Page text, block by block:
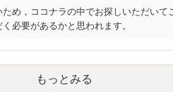
士でも同じだと思います。）への対応
様の交渉でもよいように思いますが，
思います。そうしますと，お近くの弁
め，ココナラの中でお探しいただいて
必要があるかと思われます。
もっとみる